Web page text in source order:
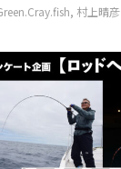
, 村上晴彦